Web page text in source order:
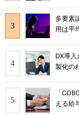
多要素
用は平
DX導
製化の
「
える給